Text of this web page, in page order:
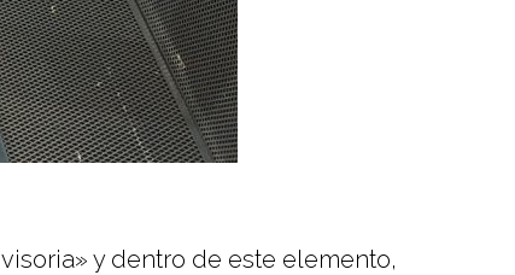
y dentro de este elemento,